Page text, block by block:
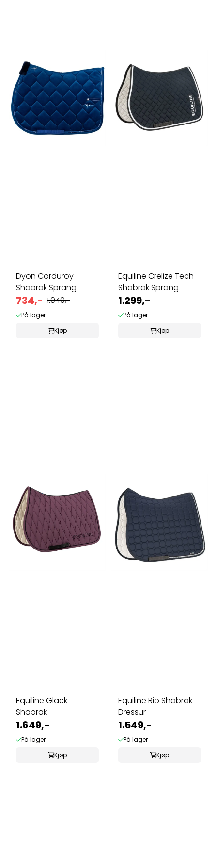
Dyon Corduroy
Shabrak Sprang
734,- 1.049,-
På lager
Kjøp
Equiline Crelize Tech
Shabrak Sprang
1.299,-
På lager
Kjøp
Equiline Glack
Shabrak
1.649,-
På lager
Kjøp
Equiline Rio Shabrak
Dressur
1.549,-
På lager
Kjøp